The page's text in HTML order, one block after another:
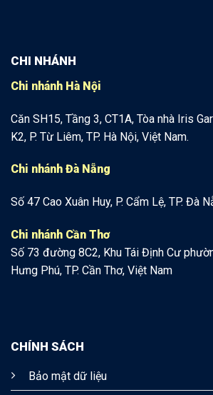
CHI NHÁNH
Chi nhánh Hà Nội
Căn SH15, Tầng 3, CT1A, Tòa nhà Iris
K2, P. Từ Liêm, TP. Hà Nội, Việt Nam.
Chi nhánh Đà Nẵng
Số 47 Cao Xuân Huy, P. Cẩm Lệ, TP. Đà
Chi nhánh Cần Thơ
Số 73 đường 8C2, Khu Tái Định Cư
Hưng Phú, TP. Cần Thơ, Việt Nam
CHÍNH SÁCH
Bảo mật dữ liệu